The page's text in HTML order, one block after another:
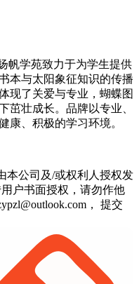
帆学苑致力于为学生提供
本与太阳象征知识的传播
现了关爱与专业，蝴蝶图
茁壮成长。品牌以专业、
康、积极的学习环境。
本公司及/或权利人授权发
户书面授权，请勿作他
， 提交